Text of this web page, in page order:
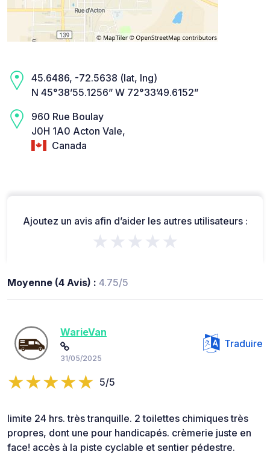
45.6486, -72.5638 (lat, lng)
N 45°38’55.1256” W 72°33’49.6152”
960 Rue Boulay
J0H 1A0 Acton Vale,
Canada
Ajoutez un avis afin d’aider les autres utilisateurs :
★★★★★
Moyenne (4 Avis) : 4.75/5
WarieVan
31/05/2025
Traduire
5/5
limite 24 hrs. très tranquille. 2 toilettes chimiques très
propres, dont une pour handicapés. crèmerie juste en
face! accès à la piste cyclable et sentier pédestre.